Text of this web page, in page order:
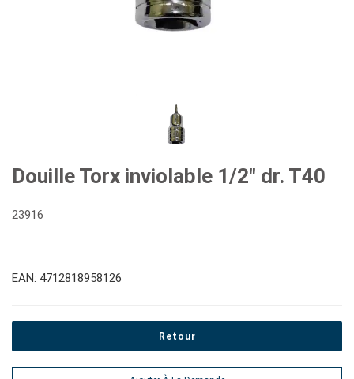
Douille Torx inviolable 1/2" dr. T40
23916
EAN: 4712818958126
Retour